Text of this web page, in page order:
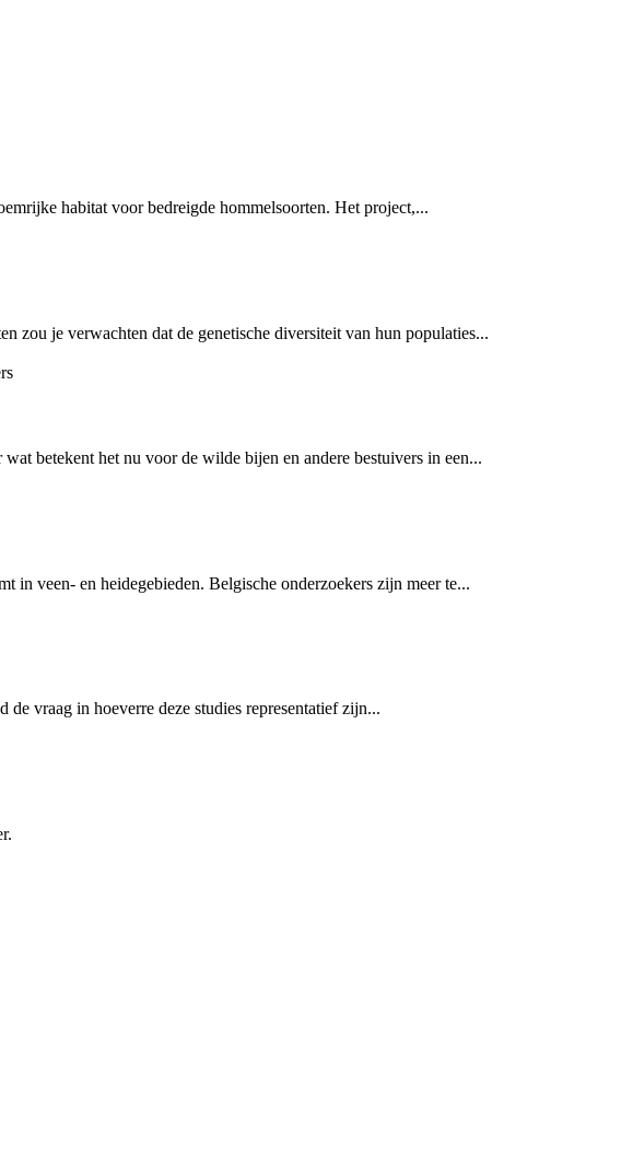
habitat voor bedreigde hommelsoorten. Het project,...
zou je verwachten dat de genetische diversiteit van hun populaties...
betekent het nu voor de wilde bijen en andere bestuivers in een...
in veen- en heidegebieden. Belgische onderzoekers zijn meer te...
vraag in hoeverre deze studies representatief zijn...